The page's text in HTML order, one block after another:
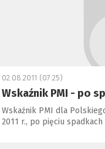
02.08.2011 (07:25)
Wskaźnik PMI - po
Wskaźnik PMI dla
2011 r., po pięciu